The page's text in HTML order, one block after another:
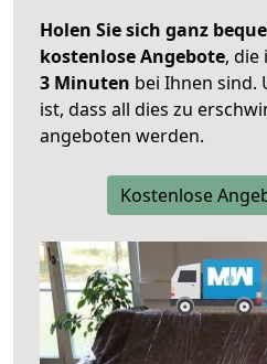
Holen Sie sich ganz
kostenlose Angebote, die
3 Minuten bei Ihnen sind.
ist, dass all dies zu
angeboten werden.
Kostenlose